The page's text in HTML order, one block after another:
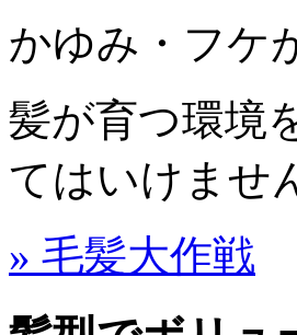
かゆみ・フケ
髪が育つ環境
てはいけませ
» 毛髪大作戦